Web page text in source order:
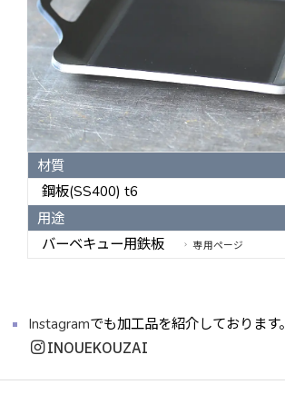
材質
鋼板(SS400) t6
用途
バーベキュー用鉄板
専用ページ
Instagramでも加工品を紹介しております。
INOUEKOUZAI